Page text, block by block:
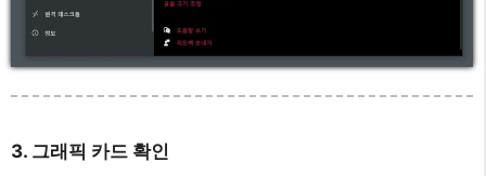
3. 그래픽 카드 확인